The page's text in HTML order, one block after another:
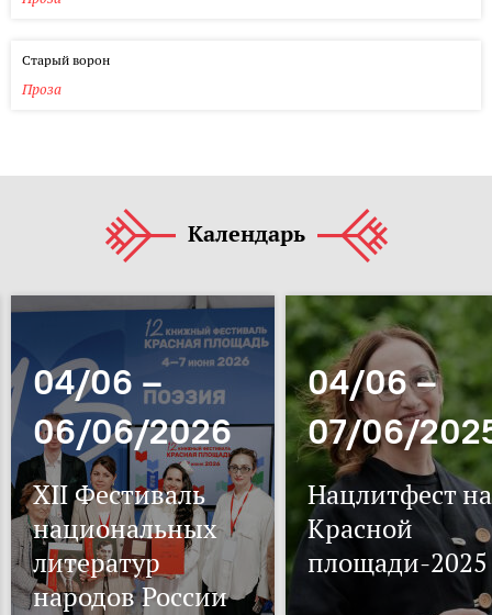
Старый ворон
Проза
Календарь
04/06 –
06/06/2026
XII Фестиваль
национальных
литератур
народов России
04/06 –
07/06/
Нацлитфест на
Красной
площади-2025